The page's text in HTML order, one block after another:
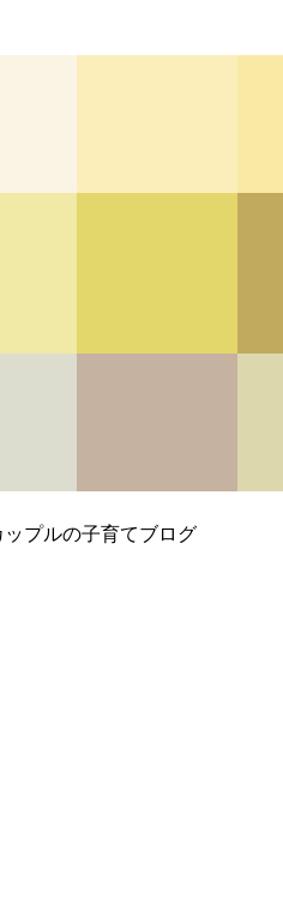
プルの子育てブログ